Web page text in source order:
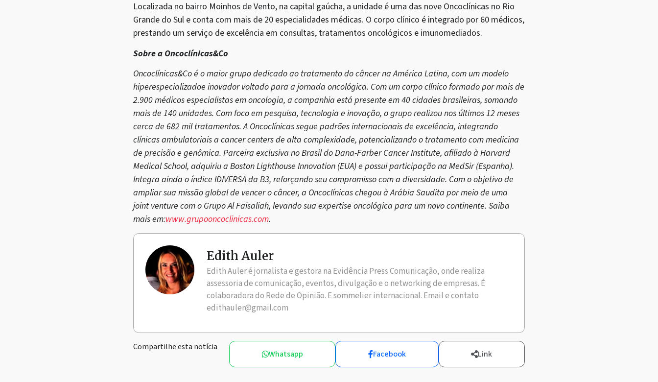
Localizada no bairro Moinhos de Vento, na capital gaúcha, a unidade é uma das nove Oncoclínicas no Rio
Grande do Sul e conta com mais de 20 especialidades médicas. O corpo clínico é integrado por 60 médicos,
prestando um serviço de excelência em consultas, tratamentos oncológicos e imunomediados.
Sobre a Oncoclínicas&Co
Oncoclínicas&Co é o maior grupo dedicado ao tratamento do câncer na América Latina, com um modelo
hiperespecializadoe inovador voltado para a jornada oncológica. Com um corpo clínico formado por mais de
2.900 médicos especialistas em oncologia, a companhia está presente em 40 cidades brasileiras, somando
mais de 140 unidades. Com foco em pesquisa, tecnologia e inovação, o grupo realizou nos últimos 12 meses
cerca de 682 mil tratamentos. A Oncoclínicas segue padrões internacionais de excelência, integrando
clínicas ambulatoriais a cancer centers de alta complexidade, potencializando o tratamento com medicina
de precisão e genômica. Parceira exclusiva no Brasil do Dana-Farber Cancer Institute, afiliado à Harvard
Medical School, adquiriu a Boston Lighthouse Innovation (EUA) e possui participação na MedSir (Espanha).
Integra ainda o índice IDIVERSA da B3, reforçando seu compromisso com a diversidade. Com o objetivo de
ampliar sua missão global de vencer o câncer, a Oncoclínicas chegou à Arábia Saudita por meio de uma
joint venture com o Grupo Al Faisaliah, levando sua expertise oncológica para um novo continente. Saiba
mais em:www.grupooncoclinicas.com.
Edith Auler
Edith Auler é jornalista e gestora na Evidência Press Comunicação, onde realiza
assessoria de comunicação, eventos, divulgação e o networking de empresas. É
colaboradora do Rede de Opinião. E sommelier internacional. Email e contato
edithauler@gmail.com
Compartilhe esta notícia
Whatsapp Facebook Link